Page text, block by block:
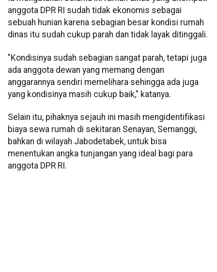
anggota DPR RI sudah tidak ekonomis sebagai
sebuah hunian karena sebagian besar kondisi rumah
dinas itu sudah cukup parah dan tidak layak ditinggali.
"Kondisinya sudah sebagian sangat parah, tetapi juga
ada anggota dewan yang memang dengan
anggarannya sendiri memelihara sehingga ada juga
yang kondisinya masih cukup baik," katanya.
Selain itu, pihaknya sejauh ini masih mengidentifikasi
biaya sewa rumah di sekitaran Senayan, Semanggi,
bahkan di wilayah Jabodetabek, untuk bisa
menentukan angka tunjangan yang ideal bagi para
anggota DPR RI.